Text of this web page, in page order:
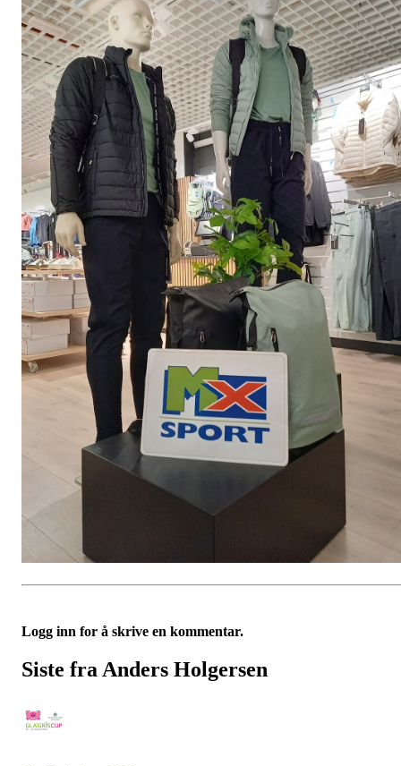
Logg inn for å skrive en kommentar.
Siste fra Anders Holgersen